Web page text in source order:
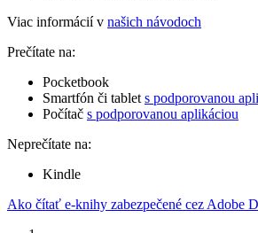
Viac informácií v našich návodoch
Prečítate na:
Pocketbook
Smartfón či tablet s podporovanou
Počítač s podporovanou aplikáciou
Neprečítate na:
Kindle
Ako čítať e-knihy zabezpečené cez Adobe